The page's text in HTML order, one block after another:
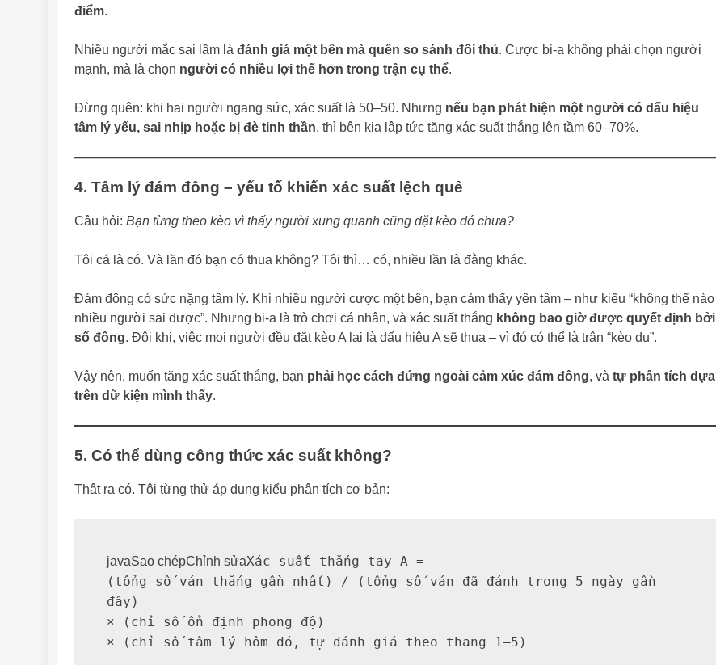
điểm.
Nhiều người mắc sai lầm là đánh giá một bên mà quên so sánh đối thủ. Cược bi-a không phải chọn người
mạnh, mà là chọn người có nhiều lợi thế hơn trong trận cụ thể.
Đừng quên: khi hai người ngang sức, xác suất là 50–50. Nhưng nếu bạn phát hiện một người có dấu hiệu
tâm lý yếu, sai nhịp hoặc bị đè tinh thần, thì bên kia lập tức tăng xác suất thắng lên tầm 60–70%.
4. Tâm lý đám đông – yếu tố khiến xác suất lệch quẻ
Câu hỏi: Bạn từng theo kèo vì thấy người xung quanh cũng đặt kèo đó chưa?
Tôi cá là có. Và lần đó bạn có thua không? Tôi thì… có, nhiều lần là đằng khác.
Đám đông có sức nặng tâm lý. Khi nhiều người cược một bên, bạn cảm thấy yên tâm – như kiểu “không thể nào
nhiều người sai được”. Nhưng bi-a là trò chơi cá nhân, và xác suất thắng không bao giờ được quyết định bởi
số đông. Đôi khi, việc mọi người đều đặt kèo A lại là dấu hiệu A sẽ thua – vì đó có thể là trận “kèo dụ”.
Vậy nên, muốn tăng xác suất thắng, bạn phải học cách đứng ngoài cảm xúc đám đông, và tự phân tích dựa
trên dữ kiện mình thấy.
5. Có thể dùng công thức xác suất không?
Thật ra có. Tôi từng thử áp dụng kiểu phân tích cơ bản:
javaSao chépChỉnh sửaXác suất thắng tay A =
(tổng số ván thắng gần nhất) / (tổng số ván đã đánh trong 5 ngày gần
đây)
× (chỉ số ổn định phong độ)